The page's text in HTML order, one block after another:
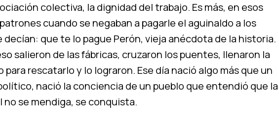
colectiva, la dignidad del trabajo. Es más, en esos
cuando se negaban a pagarle el aguinaldo a los
decían: que te lo pague Perón, vieja anécdota de la historia.
salieron de las fábricas, cruzaron los puentes, llenaron la
para rescatarlo y lo lograron. Ese día nació algo más que un
nació la conciencia de un pueblo que entendió que la
se mendiga, se conquista.